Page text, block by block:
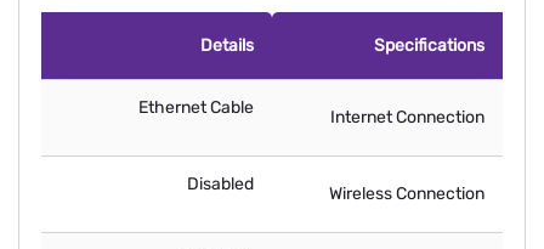
Specifications
Details
Internet Connection
Ethernet Cable
Wireless Connection
Disabled